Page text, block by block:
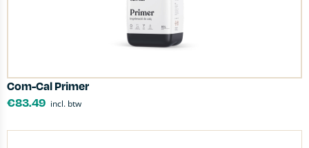
Com-Cal Primer
€83.49 incl. btw